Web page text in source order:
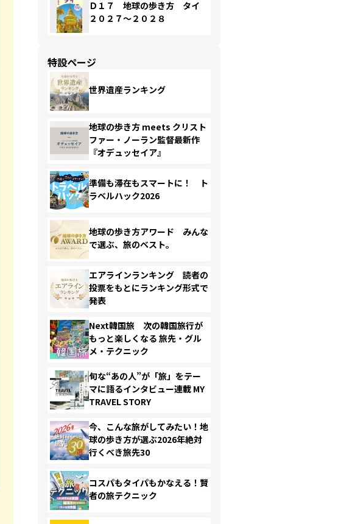
Ｄ１７ 地球の歩き方 タイ
２０２７～２０２８
特設ページ
世界遺産ランキング
地球の歩き方 meets クリスト
ファー・ノーラン監督最新作
『オデュッセイア』
準備も滞在もスマートに！ ト
ラベルハック2026
地球の歩き方アワード みんな
で選ぶ、旅のベスト。
エアラインランキング 読者の
投票をもとにランキング形式で
発表
Next韓国旅 次の韓国旅行が
もっと楽しくなる 旅先・グル
メ・テクニック
旬な“あの人”が「旅」をテー
マに語るインタビュー連載 MY
TRAVEL STORY
今、こんな旅がしてみたい！地
球の歩き方が選ぶ2026年絶対
行くべき旅先30
コスパもタイパもかなえる！賢
者の旅テクニック